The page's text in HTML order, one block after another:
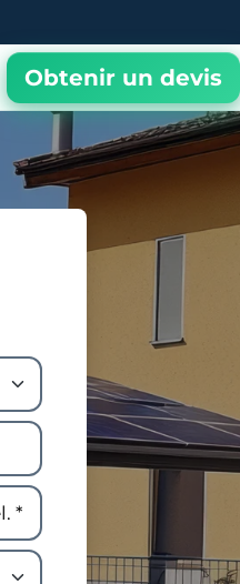
Obtenir un devis